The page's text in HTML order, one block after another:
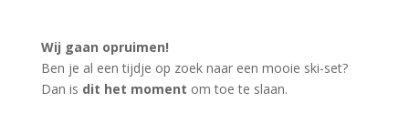
Wij gaan opruimen!
Ben je al een tijdje op zoek naar een mooie ski-set?
Dan is dit het moment om toe te slaan.